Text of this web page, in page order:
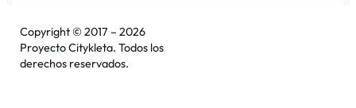
Copyright © 2017 – 2026
Proyecto Citykleta. Todos los
derechos reservados.